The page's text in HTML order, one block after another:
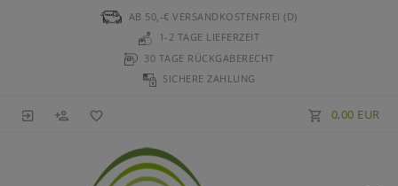
AB 50,-€ VERSANDKOSTENFREI (D)
1-2 TAGE LIEFERZEIT
30 TAGE RÜCKGABERECHT
SICHERE ZAHLUNG
0,00 EUR